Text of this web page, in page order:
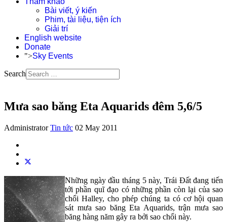
Bài viết, ý kiến
Phim, tài liệu, tiện ích
Giải trí
English website
Donate
">Sky Events
Search
Mưa sao băng Eta Aquarids đêm 5,6/5
Administrator Tin tức 02 May 2011
Những ngày đầu tháng 5 này, Trái Đất đang tiến
tới phần quĩ đạo có những phần còn lại của sao
chổi Halley, cho phép chúng ta có cơ hội quan
sát mưa sao băng Eta Aquarids, trận mưa sao
băng hàng năm gây ra bởi sao chổi này.